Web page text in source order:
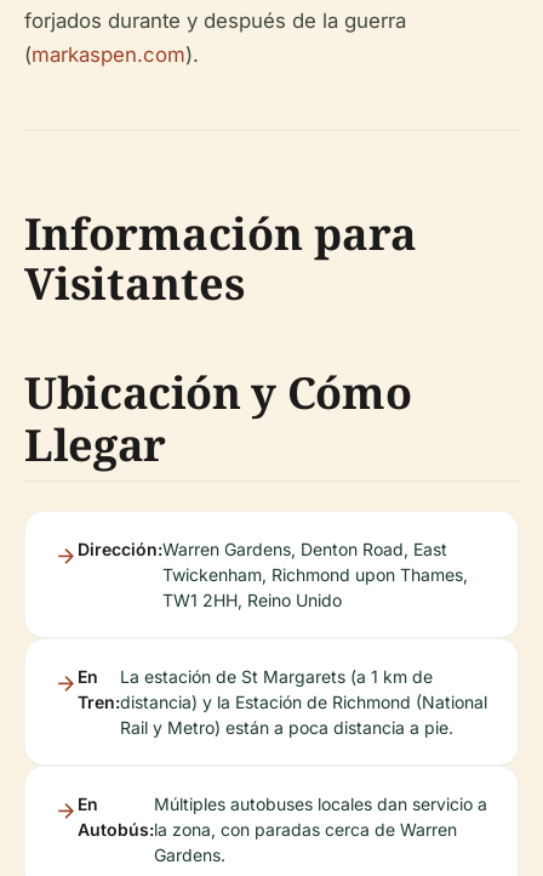
forjados durante y después de la guerra
(markaspen.com).
Información para
Visitantes
Ubicación y Cómo
Llegar
Dirección:Warren Gardens, Denton Road, East
Twickenham, Richmond upon Thames,
TW1 2HH, Reino Unido
En
Tren:
La estación de St Margarets (a 1 km de
distancia) y la Estación de Richmond (National
Rail y Metro) están a poca distancia a pie.
En
Autobús:
Múltiples autobuses locales dan servicio a
la zona, con paradas cerca de Warren
Gardens.